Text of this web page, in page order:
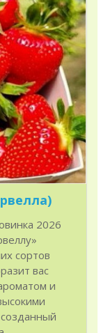
2026
сортов
вас
и